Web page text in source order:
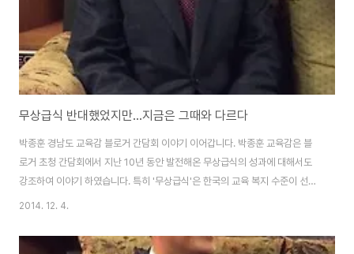
무상급식 반대했었지만...지금은 그때와 다르다
박종훈 경남도 교육감 블로거 간담회 이야기 이어갑니다. 박종훈 교육감은 블
로거 초청 간담회에서 지난 10년 동안 발전해온 무상급식의 성과에 대해서도
강조하여 이야기 하였습니다. 특히 '무상급식'은 한국의 교육 복지 수준이 선진
국을 향해가는 중요한 계기 혹은 지표가 될 것이라고 하더군요. 서구 유럽의 교
드 정도 뿐이라더군요. 그러니 한국이 무상급식을 제대로 하면 그야말로 교육
2014. 12. 4.